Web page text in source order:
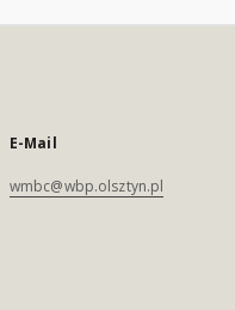
E-Mail
wmbc@wbp.olsztyn.pl